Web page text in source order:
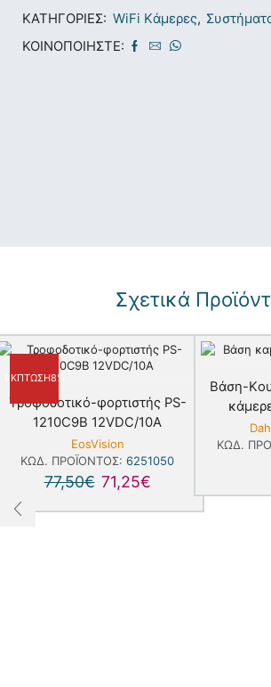
ΚΑΤΗΓΟΡΊΕΣ: WiFi Kάμερες,
ΚΟΙΝΟΠΟΙΉΣΤΕ:
Σχετικά
ΈΚΠΤΩΣΗ8%
Τροφοδοτικό-φορτιστής PS-
1210C9B 12VDC/10A
EosVision
ΚΩΔ. ΠΡΟΪΌΝΤΟΣ: 6251050
77,50€ 71,25€
Bάση-
ΚΩΔ.